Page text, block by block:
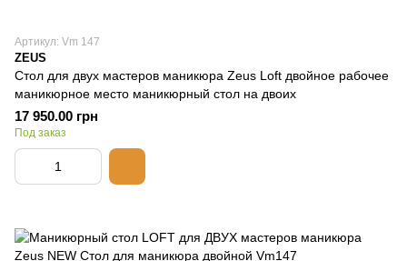
Артикул: Vm 147
ZEUS
Стол для двух мастеров маникюра Zeus Loft двойное рабочее
маникюрное место маникюрный стол на двоих
17 950.00 грн
Под заказ